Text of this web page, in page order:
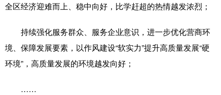
全区经济迎难而上、稳中向好，比学赶超的热情越发浓烈；
持续强化服务群众、服务企业意识，进一步优化营商环
境、保障发展要素，以作风建设“软实力”提升高质量发展“硬
环境”，高质量发展的环境越发向好；
……